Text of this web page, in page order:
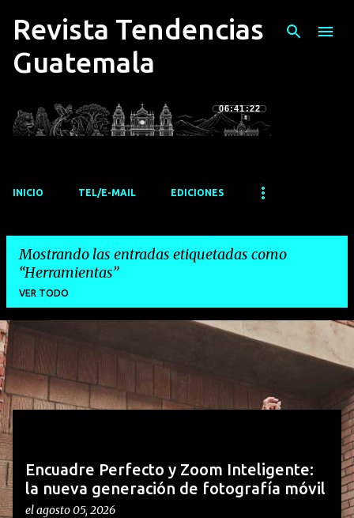
Ir al contenido principal
Revista Tendencias
Guatemala
06:41:22
INICIO TEL/E-MAIL EDICIONES
Mostrando las entradas etiquetadas como
Herramientas
VER TODO
E
n
t
r
a
d
a
s
Encuadre Perfecto y Zoom Inteligente:
la nueva generación de fotografía móvil
elagosto 05, 2026